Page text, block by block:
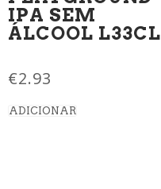
IPA SEM
ÁLCOOL L33CL
€2.93
ADICIONAR